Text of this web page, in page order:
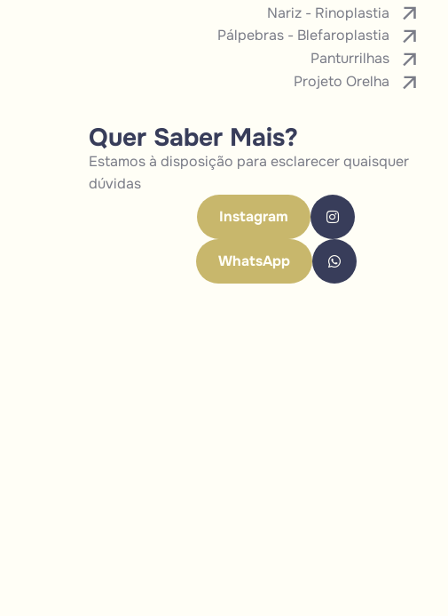
Nariz - Rinoplastia
Pálpebras - Blefaroplastia
Panturrilhas
Projeto Orelha
Quer Saber Mais?
Estamos à disposição para esclarecer quaisquer
dúvidas
Instagram
WhatsApp